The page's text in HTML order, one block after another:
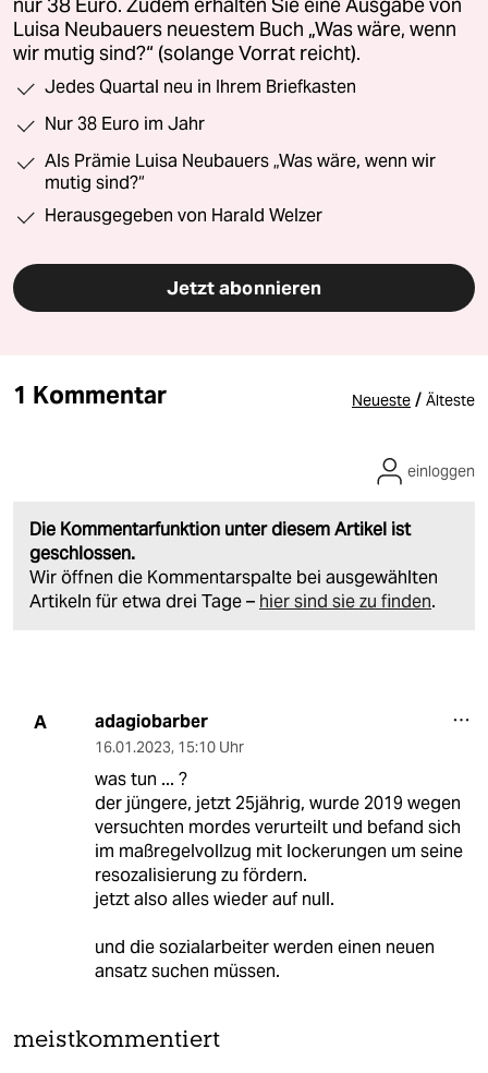
nur 38 Euro. Zudem erhalten Sie eine Ausgabe von
Luisa Neubauers neuestem Buch „Was wäre, wenn
wir mutig sind?“ (solange Vorrat reicht).
Jedes Quartal neu in Ihrem Briefkasten
Nur 38 Euro im Jahr
Als Prämie Luisa Neubauers „Was wäre, wenn wir
mutig sind?“
Herausgegeben von Harald Welzer
Jetzt abonnieren
1 Kommentar Neueste / Älteste
Die Kommentarfunktion unter diesem Artikel ist
geschlossen.
Wir öffnen die Kommentarspalte bei ausgewählten
Artikeln für etwa drei Tage – hier sind sie zu finden.
einloggen
A adagiobarber
16.01.2023, 15:10 Uhr
was tun ... ?
der jüngere, jetzt 25jährig, wurde 2019 wegen
versuchten mordes verurteilt und befand sich
im maßregelvollzug mit lockerungen um seine
resozalisierung zu fördern.
jetzt also alles wieder auf null.
und die sozialarbeiter werden einen neuen
ansatz suchen müssen.
meistkommentiert